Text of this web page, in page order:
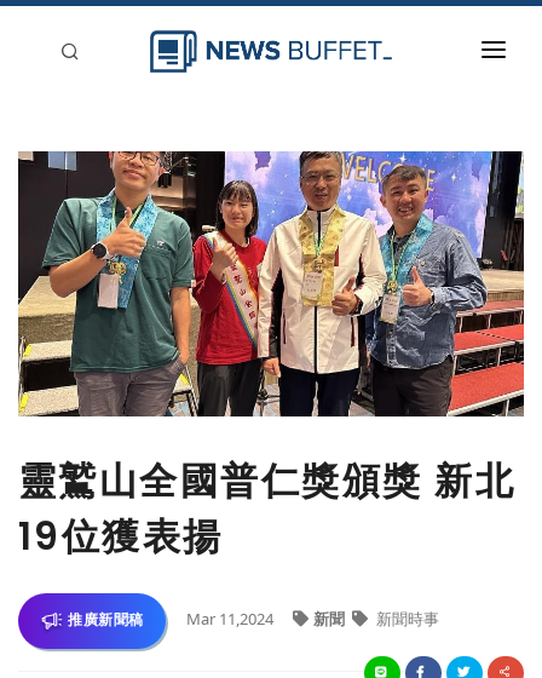
新聞稿分類
登入
刊登
靈鷲山全國普仁獎頒獎 新北
19位獲表揚
推廣新聞稿 Mar 11,2024 新聞 新聞時事